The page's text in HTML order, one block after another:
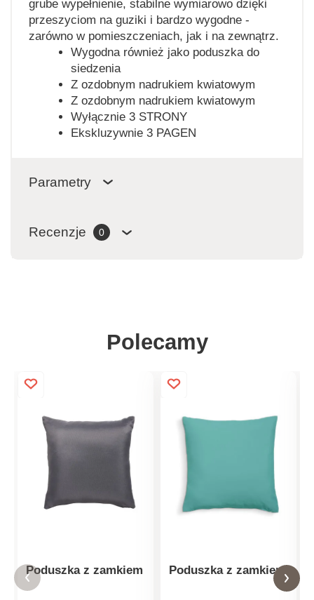
grube wypełnienie, stabilne wymiarowo dzięki
przeszyciom na guziki i bardzo wygodne -
zarówno w pomieszczeniach, jak i na zewnątrz.
Wygodna również jako poduszka do
siedzenia
Z ozdobnym nadrukiem kwiatowym
Z ozdobnym nadrukiem kwiatowym
Wyłącznie 3 STRONY
Ekskluzywnie 3 PAGEN
Parametry
Recenzje 0
Polecamy
Poduszka z zamkiem Poduszka z zamkiem